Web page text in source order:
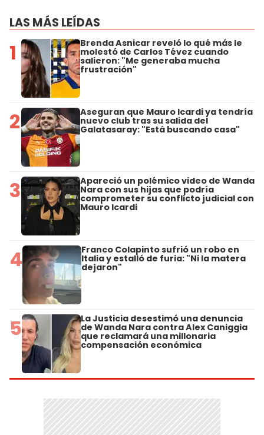
LAS MÁS LEÍDAS
1 Brenda Asnicar reveló lo qué más le
molestó de Carlos Tévez cuando
salieron: "Me generaba mucha
frustración"
2 Aseguran que Mauro Icardi ya tendría
nuevo club tras su salida del
Galatasaray: "Está buscando casa"
3 Apareció un polémico video de Wanda
Nara con sus hijas que podría
comprometer su conflicto judicial con
Mauro Icardi
4 Franco Colapinto sufrió un robo en
Italia y estalló de furia: "Ni la matera
dejaron"
5 La Justicia desestimó una denuncia
de Wanda Nara contra Alex Caniggia
que reclamará una millonaria
compensación económica